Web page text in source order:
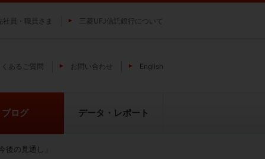
後の見通し」
社員・職員さま 三菱UFJ信託銀行について
くあるご質問 お問い合わせ English
ブログ データ・レポート